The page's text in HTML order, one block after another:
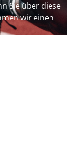
Sie über diese
wir einen